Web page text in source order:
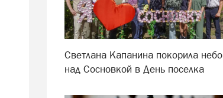
Светлана Капанина покорила небо
над Сосновкой в День поселка